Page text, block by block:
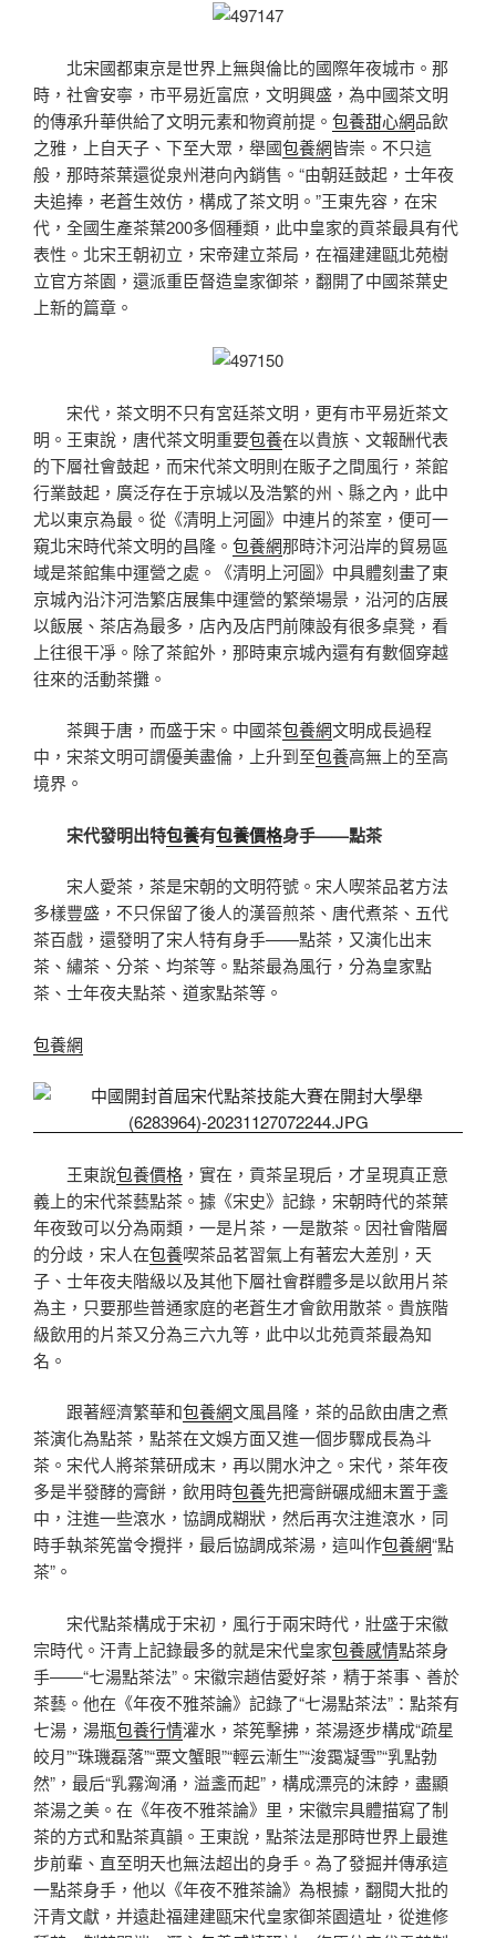
北宋國都東京是世界上無與倫比的國際年夜城市。那
時，社會安寧，市平易近富庶，文明興盛，為中國茶文明
的傳承升華供給了文明元素和物資前提。 包養甜心網品飲
之雅，上自天子、下至大眾，舉國包養網皆崇。不只這
般，那時茶葉還從泉州港向內銷售。“由朝廷鼓起，士年夜
夫追捧，老蒼生效仿，構成了茶文明。”王東先容，在宋
代，全國生產茶葉200多個種類，此中皇家的貢茶最具有代
表性。北宋王朝初立，宋帝建立茶局，在福建建甌北苑樹
立官方茶園，還派重臣督造皇家御茶，翻開了中國茶葉史
上新的篇章。
宋代，茶文明不只有宮廷茶文明，更有市平易近茶文
明。王東說，唐代茶文明重要包養在以貴族、文報酬代表
的下層社會鼓起，而宋代茶文明則在販子之間風行，茶館
行業鼓起，廣泛存在于京城以及浩繁的州、縣之內，此中
尤以東京為最。從《清明上河圖》中連片的茶室，便可一
窺北宋時代茶文明的昌隆。 包養網那時汴河沿岸的貿易區
域是茶館集中運營之處。《清明上河圖》中具體刻畫了東
京城內沿汴河浩繁店展集中運營的繁榮場景，沿河的店展
以飯展、茶店為最多，店內及店門前陳設有很多桌凳，看
上往很干凈。除了茶館外，那時東京城內還有有數個穿越
往來的活動茶攤。
茶興于唐，而盛于宋。中國茶包養網文明成長過程
中，宋茶文明可謂優美盡倫，上升到至包養高無上的至高
境界。
宋代發明出特包養有包養價格身手——點茶
宋人愛茶，茶是宋朝的文明符號。宋人喫茶品茗方法
多樣豐盛，不只保留了後人的漢晉煎茶、唐代煮茶、五代
茶百戲，還發明了宋人特有身手——點茶，又演化出末
茶、繡茶、分茶、均茶等。點茶最為風行，分為皇家點
茶、士年夜夫點茶、道家點茶等。
包養網
王東說包養價格 ，實在，貢茶呈現后，才呈現真正意
義上的宋代茶藝點茶。據《宋史》記錄，宋朝時代的茶葉
年夜致可以分為兩類，一是片茶，一是散茶。因社會階層
的分歧，宋人在包養喫茶品茗習氣上有著宏大差別，天
子、士年夜夫階級以及其他下層社會群體多是以飲用片茶
為主，只要那些普通家庭的老蒼生才會飲用散茶。貴族階
級飲用的片茶又分為三六九等，此中以北苑貢茶最為知
名。
跟著經濟繁華和包養網文風昌隆，茶的品飲由唐之煮
茶演化為點茶，點茶在文娛方面又進一個步驟成長為斗
茶。宋代人將茶葉研成末，再以開水沖之。宋代，茶年夜
多是半發酵的膏餅，飲用時包養先把膏餅碾成細末置于盞
中，注進一些滾水，協調成糊狀，然后再次注進滾水，同
時手執茶筅當令攪拌，最后協調成茶湯，這叫作包養網“點
茶”。
宋代點茶構成于宋初，風行于兩宋時代，壯盛于宋徽
宗時代。汗青上記錄最多的就是宋代皇家包養感情點茶身
手——“七湯點茶法”。宋徽宗趙佶愛好茶，精于茶事、善於
茶藝。他在《年夜不雅茶論》記錄了“七湯點茶法”：點茶有
七湯，湯瓶包養行情灌水，茶筅擊拂，茶湯逐步構成“疏星
皎月”“珠璣磊落”“粟文蟹眼”“輕云漸生”“浚靄凝雪”“乳點勃
然”，最后“乳霧洶涌，溢盞而起”，構成漂亮的沫餑，盡顯
茶湯之美。在《年夜不雅茶論》里，宋徽宗具體描寫了制
茶的方式和點茶真韻。王東說，點茶法是那時世界上最進
步前輩、直至明天也無法超出的身手。為了發掘并傳承這
一點茶身手，他以《年夜不雅茶論》為根據，翻閱大批的
汗青文獻，并遠赴福建建甌宋代皇家御茶園遺址，從進修